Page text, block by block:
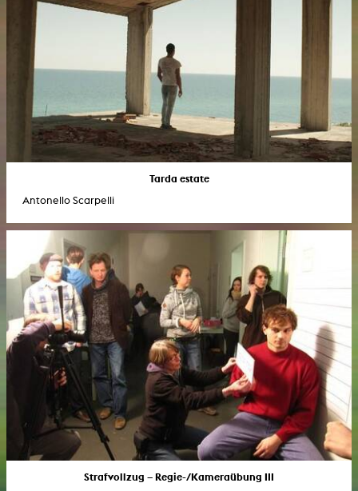
Tarda estate
Antonello Scarpelli
Strafvollzug – Regie-/Kameraübung III